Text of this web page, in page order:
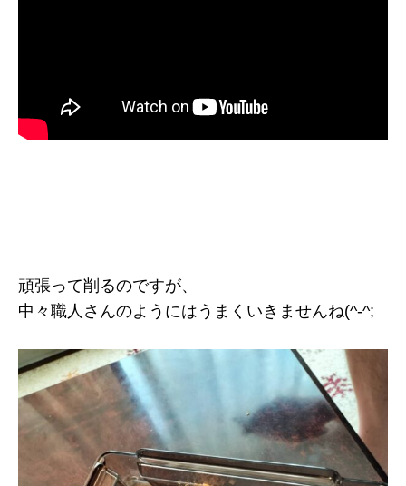
頑張って削るのですが、
中々職人さんのようにはうまくいきませんね(^-^;